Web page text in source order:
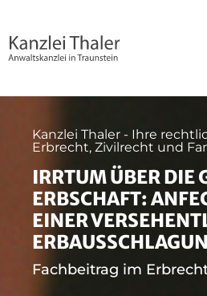
Kanzlei Thaler - Ihre
Erbrecht, Zivilrecht und
IRRTUM ÜBER DIE
RBSCHAFT:
INER
RBAUSSCHLAGUNG
Fachbeitrag im